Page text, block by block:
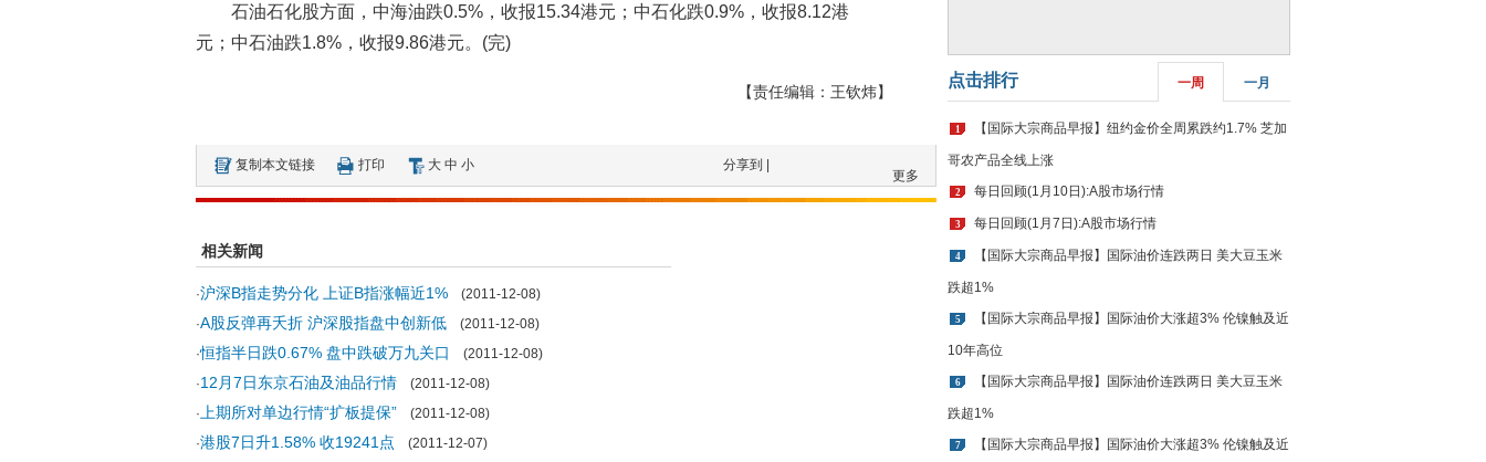
石油石化股方面，中海油跌0.5%，收报15.34港元；中石化跌0.9%，收报8.12港
元；中石油跌1.8%，收报9.86港元。(完)
【责任编辑：王钦炜】
复制本文链接 打印 大 中 小 分享到 |
更多
相关新闻
·沪深B指走势分化 上证B指涨幅近1% (2011-12-08)
·A股反弹再夭折 沪深股指盘中创新低 (2011-12-08)
·恒指半日跌0.67% 盘中跌破万九关口
(2011-12-08)
·12月7日东京石油及油品行情 (2011-12-08)
· 上期所对单边行情“扩板提保” (2011-12-08)
·港股7日升1.58% 收19241点 (2011-12-07)
点击排行 一周 一月
1 【国际大宗商品早报】纽约金价全周累跌约1.7% 芝加
哥农产品全线上涨
2 每日回顾(1月10日):A股市场行情
3 每日回顾(1月7日):A股市场行情
4 【国际大宗商品早报】国际油价连跌两日 美大豆玉米
跌超1%
5 【国际大宗商品早报】国际油价大涨超3% 伦镍触及近
10年高位
6 【国际大宗商品早报】国际油价连跌两日 美大豆玉米
跌超1%
7 【国际大宗商品早报】国际油价大涨超3% 伦镍触及近